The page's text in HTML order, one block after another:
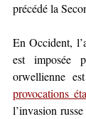
précédé la
En Occident,
est imposée
provocations
l’invasion